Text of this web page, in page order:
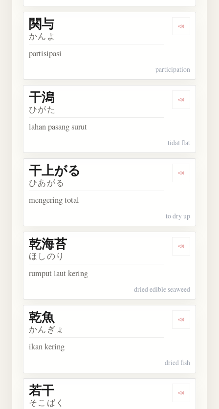
Dengarkan
関与
かんよ
partisipasi
participation
Dengarkan
干潟
ひがた
lahan pasang surut
tidal flat
Dengarkan
干上がる
ひあがる
mengering total
to dry up
Dengarkan
乾海苔
ほしのり
rumput laut kering
dried edible seaweed
Dengarkan
乾魚
かんぎょ
ikan kering
dried fish
Dengarkan
若干
そこばく